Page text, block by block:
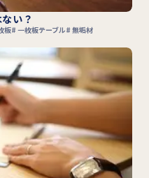
い？
板 一枚板テーブル 無垢材